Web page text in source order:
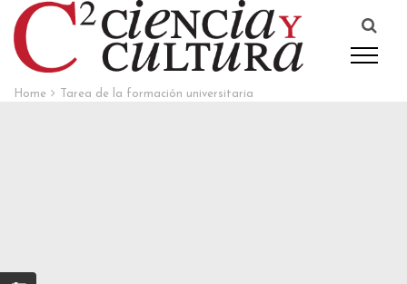
Home Tarea de la formación universitaria